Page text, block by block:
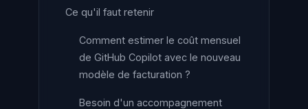
Ce qu'il faut retenir
Comment estimer le coût mensuel
de GitHub Copilot avec le nouveau
modèle de facturation ?
Besoin d'un accompagnement